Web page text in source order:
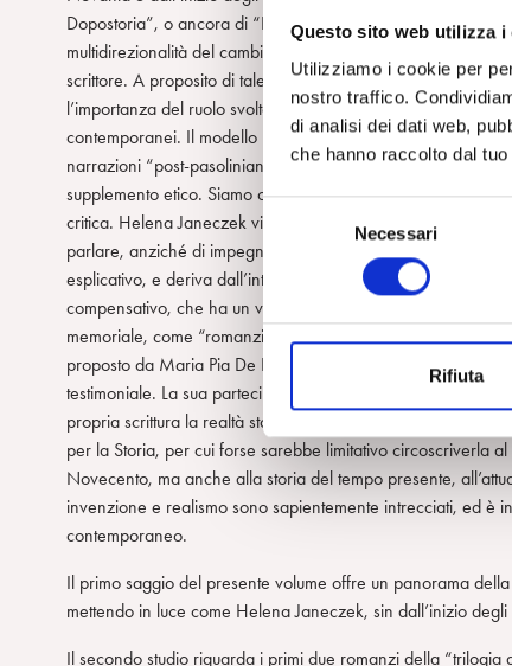
Questo sito web utilizza i
Utilizziamo i cookie per
nostro traffico.
di analisi dei dati web,
che hanno raccolto dal
z
e
o
n
Necessari
Rifiuta
Dopostoria”, o ancora di “Postmodern impegno”. Tali
multidirezionalità del cambiamento, e il fatto che esso non
scrittore. A proposito di tale mutazione, Tiziano Scarpa,
l’importanza del ruolo svolto da Pier Paolo Pasolini,
contemporanei. Il modello pasoliniano viene adattato e
narrazioni “post-pasoliniane” c’è un tentativo di trovare un
supplemento etico. Siamo così di fronte a un impegno
critica. Helena Janeczek viene annoverata tra gli scrittori
parlare, anziché di impegno, di “partecipazione alla vita
esplicativo, e deriva dall’integrazione dell’eredità di
compensativo, che ha un valore etico e civile, prima che
memoriale, come “romanzi della Dopostoria”, secondo
proposto da Maria Pia De Paulis. La scrittrice viene citata
testimoniale. La sua partecipazione civile ha come pietra di
propria scrittura la realtà storico-sociale, e la sua opera
per la Storia, per cui forse sarebbe limitativo circoscriverla
Novecento, ma anche alla storia del tempo presente,
invenzione e realismo sono sapientemente intrecciati, ed è
contemporaneo.
Il primo saggio del presente volume offre un panorama
mettendo in luce come Helena Janeczek, sin dall’inizio
Il secondo studio riguarda i primi due romanzi della